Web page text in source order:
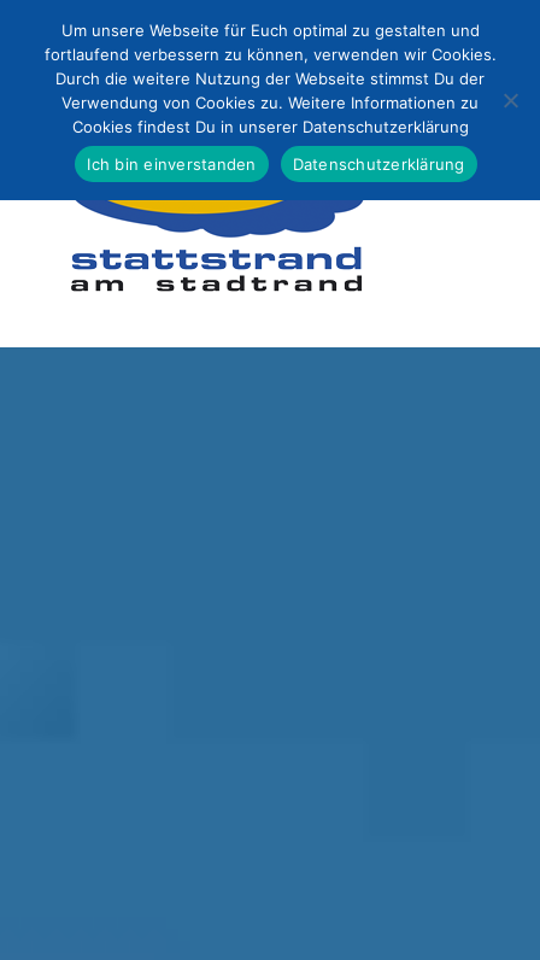
Inhalt
springen
Um unsere Webseite für Euch optimal zu gestalten und
fortlaufend verbessern zu können, verwenden wir Cookies.
Durch die weitere Nutzung der Webseite stimmst Du der
Verwendung von Cookies zu. Weitere Informationen zu
Cookies findest Du in unserer Datenschutzerklärung
Ich bin einverstanden
Datenschutzerklärung